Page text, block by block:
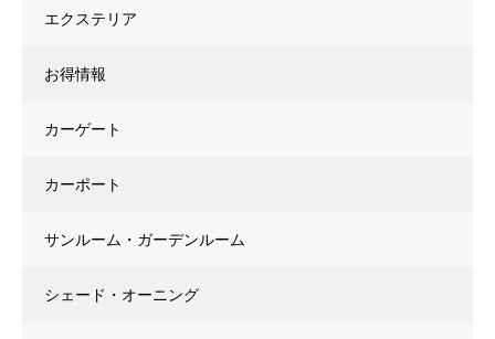
エクステリア
お得情報
カーゲート
カーポート
サンルーム・ガーデンルーム
シェード・オーニング